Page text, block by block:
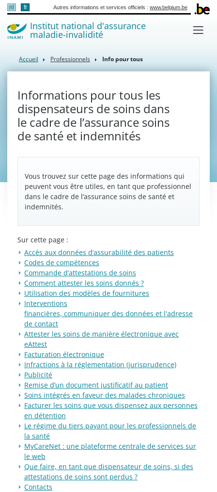
nl fr Autres informations et services officiels : www.belgium.be
Institut national d'assurance
maladie-invalidité
Accueil Professionnels Info pour tous
Informations pour tous les
dispensateurs de soins dans
le cadre de l’assurance soins
de santé et indemnités
Vous trouvez sur cette page des informations qui
peuvent vous être utiles, en tant que professionnel
dans le cadre de l’assurance soins de santé et
indemnités.
Sur cette page :
Accès aux données d’assurabilité des patients
Codes de compétences
Commande d’attestations de soins
Comment attester les soins donnés ?
Utilisation des modèles de fournitures
Interventions
financières, communiquer des données et l'adresse
de contact
Attester les soins de manière électronique avec
eAttest
Facturation électronique
Infractions à la réglementation (jurisprudence)
Publicité
Remise d’un document justificatif au patient
Soins intégrés en faveur des malades chroniques
Facturer les soins que vous dispensez aux personnes
en détention
Le régime du tiers payant pour les professionnels de
la santé
MyCareNet : une plateforme centrale de services sur
le web
Que faire, en tant que dispensateur de soins, si des
attestations de soins sont perdus ?
Contacts